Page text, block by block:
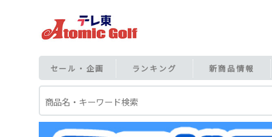
セール・企画 ランキング 新商品情報